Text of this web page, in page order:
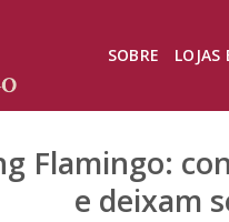
SOBRE LOJAS
Flamingo:
e deixam